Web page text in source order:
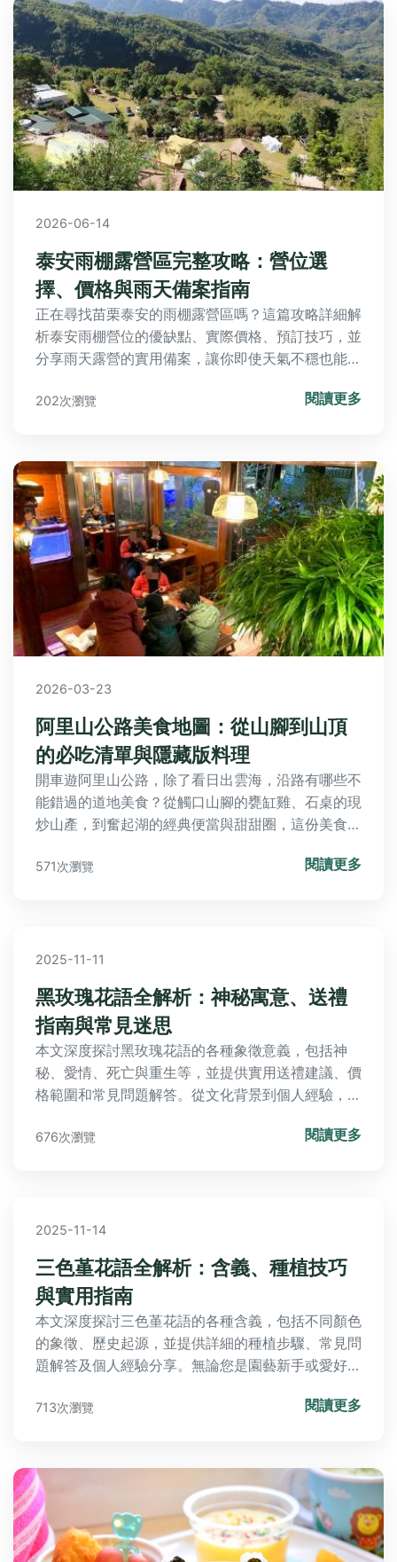
2026-06-14
泰安雨棚露營區完整攻略：營位選
擇、價格與雨天備案指南
正在尋找苗栗泰安的雨棚露營區嗎？這篇攻略詳細解
析泰安雨棚營位的優缺點、實際價格、預訂技巧，並
分享雨天露營的實用備案，讓你即使天氣不穩也能享
202次瀏覽 閱讀更多
2026-03-23
阿里山公路美食地圖：從山腳到山頂
的必吃清單與隱藏版料理
開車遊阿里山公路，除了看日出雲海，沿路有哪些不
能錯過的道地美食？從觸口山腳的甕缸雞、石桌的現
炒山產，到奮起湖的經典便當與甜甜圈，這份美食地
真正山間好滋味。
571次瀏覽 閱讀更多
2025-11-11
黑玫瑰花語全解析：神秘寓意、送禮
指南與常見迷思
本文深度探討黑玫瑰花語的各種象徵意義，包括神
秘、愛情、死亡與重生等，並提供實用送禮建議、價
格範圍和常見問題解答。從文化背景到個人經驗，幫
用。內容超過3000字，涵蓋所有您需要知道的實用
676次瀏覽 閱讀更多
2025-11-14
三色堇花語全解析：含義、種植技巧
與實用指南
本文深度探討三色堇花語的各種含義，包括不同顏色
的象徵、歷史起源，並提供詳細的種植步驟、常見問
題解答及個人經驗分享。無論您是園藝新手或愛好
並運用其花語於生活中。內容涵蓋實用技巧、常見錯
713次瀏覽 閱讀更多